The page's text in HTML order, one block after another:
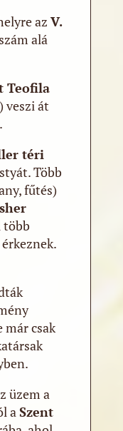
az V.
alá
Teofila
veszi át
téri
Több
fűtés)
több
már csak
üzem a
aSzent